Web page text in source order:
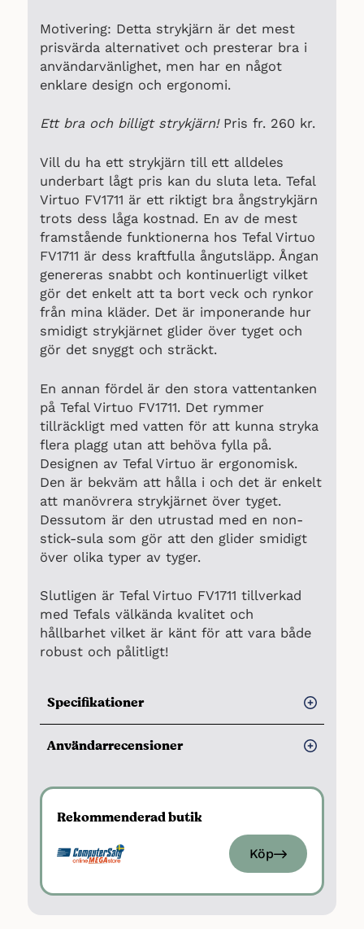
Motivering: Detta strykjärn är det mest
prisvärda alternativet och presterar bra i
användarvänlighet, men har en något
enklare design och ergonomi.
Ett bra och billigt strykjärn!Pris fr. 260 kr.
Vill du ha ett strykjärn till ett alldeles
underbart lågt pris kan du sluta leta. Tefal
Virtuo FV1711 är ett riktigt bra ångstrykjärn
trots dess låga kostnad. En av de mest
framstående funktionerna hos Tefal Virtuo
FV1711 är dess kraftfulla ångutsläpp. Ångan
genereras snabbt och kontinuerligt vilket
gör det enkelt att ta bort veck och rynkor
från mina kläder. Det är imponerande hur
smidigt strykjärnet glider över tyget och
gör det snyggt och sträckt.
En annan fördel är den stora vattentanken
på Tefal Virtuo FV1711. Det rymmer
tillräckligt med vatten för att kunna stryka
flera plagg utan att behöva fylla på.
Designen av Tefal Virtuo är ergonomisk.
Den är bekväm att hålla i och det är enkelt
att manövrera strykjärnet över tyget.
Dessutom är den utrustad med en non-
stick-sula som gör att den glider smidigt
över olika typer av tyger.
Slutligen är Tefal Virtuo FV1711 tillverkad
med Tefals välkända kvalitet och
hållbarhet vilket är känt för att vara både
robust och pålitligt!
Specifikationer
Max. ångutsläpp (g/min): 24
Effekt: 1800 watt
Automatisk avstängning: Ja
Övriga funktioner: Kraftfullt
ångutsläpp, Glider lätt över tyget,
Generös vattentank
Användarrecensioner
Riktigt bra och prisvärt
Väldigt användarvänlig
Nackdelar
Rekommenderad butik
Köp